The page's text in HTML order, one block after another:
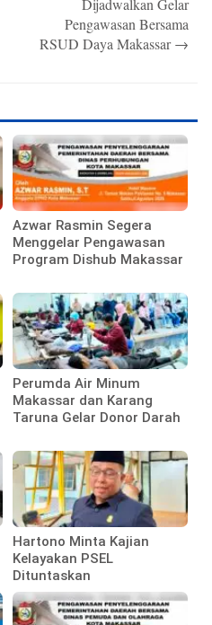
Dijadwalkan Gelar
Pengawasan Bersama
RSUD Daya Makassar→
Azwar Rasmin Segera
Menggelar Pengawasan
Program Dishub Makassar
Perumda Air Minum
Makassar dan Karang
Taruna Gelar Donor Darah
Hartono Minta Kajian
Kelayakan PSEL
Dituntaskan